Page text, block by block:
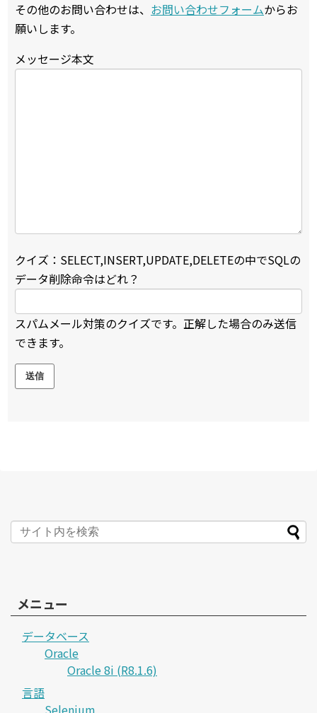
その他のお問い合わせは、 お問い合わせフォームからお
願いします。
メッセージ本文
クイズ：SELECT,INSERT,UPDATE,DELETEの中でSQLの
データ削除命令はどれ？
スパムメール対策のクイズです。正解した場合のみ送信
できます。
メニュー
データベース
Oracle
Oracle 8i (R8.1.6)
言語